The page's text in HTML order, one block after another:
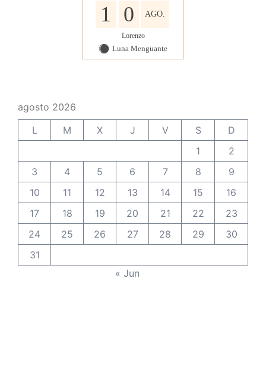
1 0 AGO.
Lorenzo
Y Luna Menguante
agosto 2026
L
M X J V S
D
1
2
3
4 5 6 7 8
9
10
11 12 13 14 15
16
17
18 19 20 21 22
23
24
25 26 27 28 29
30
31
« Jun